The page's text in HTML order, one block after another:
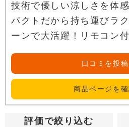
技術で優しい涼しさを体
パクトだから持ち運びラ
ーンで大活躍！リモコン付
口コミを投
商品ページを確
評価で絞り込む